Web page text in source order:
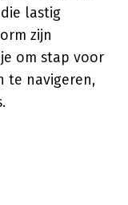
lastig
zijn
om stap voor
te navigeren,